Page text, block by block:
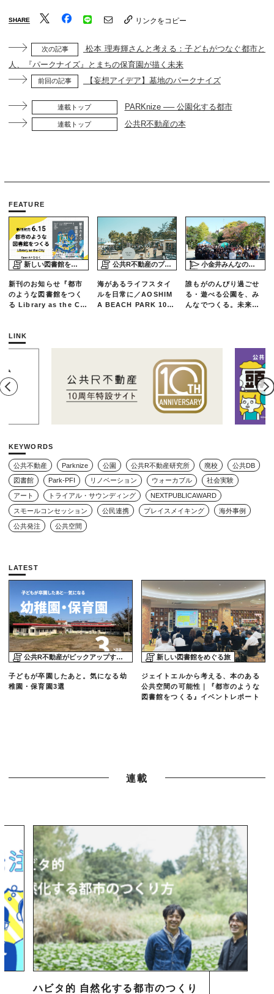
SHARE リンクをコピー
次の記事
松本 理寿輝さんと考える：子どもがつなぐ都市と
人、『パークナイズ』とまちの保育園が描く未来
前回の記事 【妄想アイデア】墓地のパークナイズ
連載トップ PARKnize ── 公園化する都市
連載トップ 公共R不動産の本
FEATURE
新しい図書館をめぐる旅
新刊のお知らせ『都市
のような図書館をつく
る Library as the Cit
公共R不動産のプロジェクトスタディ
海があるライフスタイ
ルを日常に／AOSHIM
A BEACH PARK 10年
小金井みんなの公園プロジェクト「play here」
誰もがのんびり過ごせ
る・遊べる公園を、み
んなでつくる。未来の
LINK
KEYWORDS
公共不動産 Parknize 公園 公共R不動産研究所 廃校 公共DB
図書館 Park-PFI リノベーション ウォーカブル 社会実験
アート トライアル・サウンディング NEXTPUBLICAWARD
スモールコンセッション 公民連携 プレイスメイキング 海外事例
公共発注 公共空間
LATEST
公共R不動産がピックアップする物件
子どもが卒園したあと。気になる幼
稚園・保育園3選
新しい図書館をめぐる旅
ジェイトエルから考える、本のある
公共空間の可能性｜『都市のような
図書館をつくる』イベントレポート
連載
ハビタ的 自然化する都市のつくり